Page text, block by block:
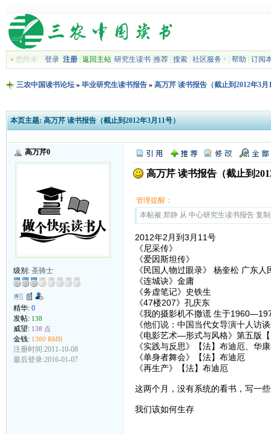
»您尚未 登录 注册| 返回主站| 研究生读书| 推荐| 搜索| 社区服务 帮助 订阅
三农中国读书论坛» 毕业研究生读书报告» 高万芹 读书报告（截止到2012年3月
本页主题: 高万芹 读书报告（截止到2012年3月11号）
高万芹0
级别: 圣骑士
精华: 0
发帖: 138
威望: 138 点
金钱: 1380 RMB
注册时间:2011-10-08
最后登录:2016-01-07
高万芹 读书报告（截止到
管理提醒：
本帖被 郑静 从 中心研究生读书报告 复
2012年2月到3月11号
《尼采传》
《爱因斯坦传》
《民国人物过眼录》 杨奎松 广东人
《连城诀》金庸
《务虚笔记》史铁生
《47楼207》孔庆东
《我的摄影机不撒谎 生于
《他们说：中国当代女导演十人访
《电影艺术—形式与风格》第五版
《实践与反思》【法】布迪厄、华
《单身者舞会》【法】布迪厄
《再生产》【法】布迪厄
这两个月，没有系统的看书，写一
我们该如何生存